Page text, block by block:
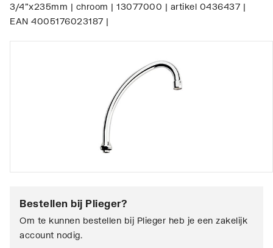
3/4"x235mm | chroom | 13077000 | artikel 0436437 |
EAN 4005176023187 |
Bestellen bij Plieger?
Om te kunnen bestellen bij Plieger heb je een zakelijk
account nodig.